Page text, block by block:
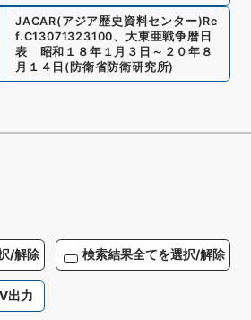
JACAR(アジア歴史資料センター)Re
f.C13071323100、 大東亜戦争暦日
表 昭和１８年１月３日～２０年８
月１４日 ( 防衛省防衛研究所)
/解除 検索結果全てを選択/解除
出力